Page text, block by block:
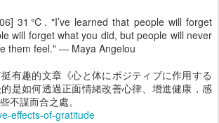
31℃. "I’ve learned that people will forget
will forget what you did, but people will never
them feel." — Maya Angelou
有趣的文章《心と体にポジティブに作用する
是如何透過正面情緒改善心律、增進健康，感
不謀而合之處。
effects-of-gratitude